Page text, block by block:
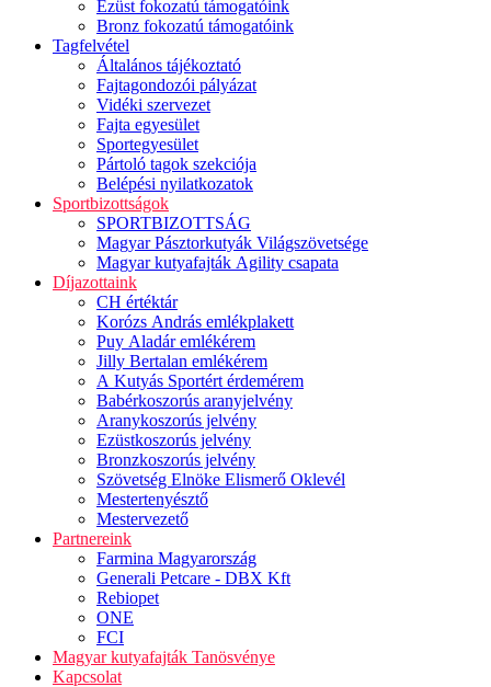
Ezüst fokozatú támogatóink
Bronz fokozatú támogatóink
Tagfelvétel
Általános tájékoztató
Fajtagondozói pályázat
Vidéki szervezet
Fajta egyesület
Sportegyesület
Pártoló tagok szekciója
Belépési nyilatkozatok
Sportbizottságok
SPORTBIZOTTSÁG
Magyar Pásztorkutyák Világszövetsége
Magyar kutyafajták Agility csapata
Díjazottaink
CH értéktár
Korózs András emlékplakett
Puy Aladár emlékérem
Jilly Bertalan emlékérem
A Kutyás Sportért érdemérem
Babérkoszorús aranyjelvény
Aranykoszorús jelvény
Ezüstkoszorús jelvény
Bronzkoszorús jelvény
Szövetség Elnöke Elismerő Oklevél
Mestertenyésztő
Mestervezető
Partnereink
Farmina Magyarország
Generali Petcare - DBX Kft
Rebiopet
ONE
FCI
Magyar kutyafajták Tanösvénye
Kapcsolat